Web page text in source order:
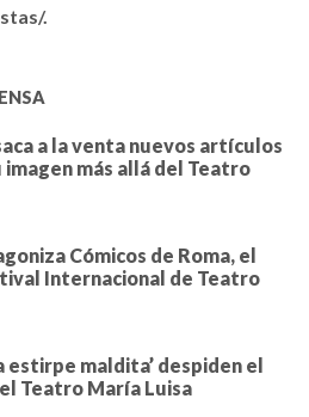
.
a la venta nuevos artículos
más allá del Teatro
Cómicos de Roma, el
Internacional de Teatro
estirpe maldita’ despiden el
Teatro María Luisa